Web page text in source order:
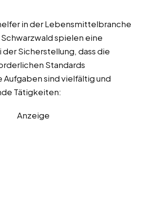
in der Lebensmittelbranche
spielen eine
Sicherstellung, dass die
Standards
sind vielfältig und
Tätigkeiten:
Anzeige